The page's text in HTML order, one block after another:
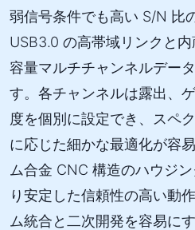
弱信号条件でも高い S/N 比
USB3.0 の高帯域リンクと
容量マルチチャンネルデー
す。各チャンネルは露出、
度を個別に設定でき、スペ
に応じた細かな最適化が容
ム合金 CNC 構造のハウジ
り安定した信頼性の高い動
ム統合と二次開発を容易に